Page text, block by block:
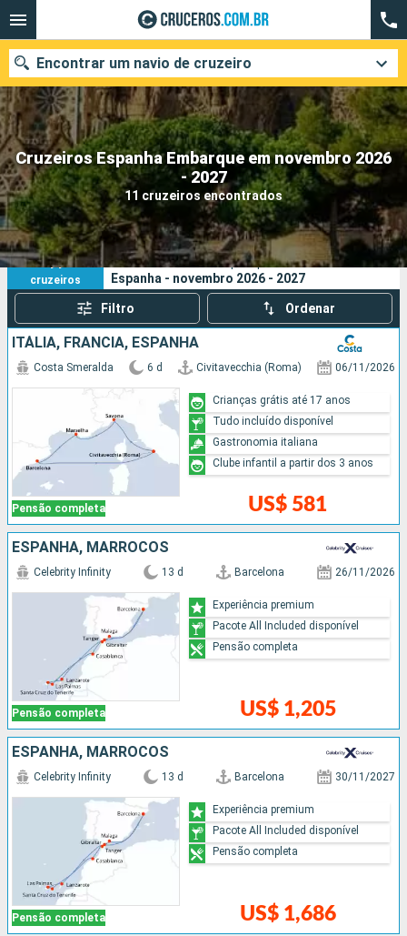
Cruzeiros Espanha Embarque em novembro 2026
- 2027
11 cruzeiros encontrados
Encontrar um navio de cruzeiro
Quando ir?
Data de partida
Cidades Companhias
Pesquisar
11
cruzeiros
Os seus critérios de pesquisa:
Espanha - novembro 2026 - 2027
Filtro Ordenar
ITÁLIA, FRANCIA, ESPANHA
Pensão completa
Costa Smeralda 6 d Civitavecchia (Roma) 06/11/2026
US$ 581
Crianças grátis até 17 anos
Tudo incluído disponível
Gastronomia italiana
Clube infantil a partir dos 3 anos
ESPANHA, MARROCOS
Pensão completa
Celebrity Infinity 13 d Barcelona 26/11/2026
US$ 1,205
Experiência premium
Pacote All Included disponível
Pensão completa
ESPANHA, MARROCOS
Pensão completa
Celebrity Infinity 13 d Barcelona 30/11/2027
US$ 1,686
Experiência premium
Pacote All Included disponível
Pensão completa